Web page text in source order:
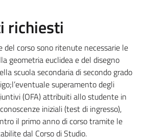
richiesti
del corso sono ritenute necessarie le
geometria euclidea e del disegno
scuola secondaria di secondo grado
superamento degli
(OFA) attribuiti allo studente in
iniziali (test di ingresso),
il primo anno di corso tramite le
dal Corso di Studio.